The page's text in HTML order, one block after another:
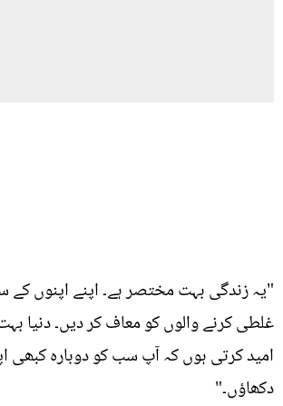
"یہ زندگی بہت مختصر ہے۔ اپنے اپنوں کے
غلطی کرنے والوں کو معاف کر دیں۔ دنیا
امید کرتی ہوں کہ آپ سب کو دوبارہ کبھی
دکھاؤں۔"